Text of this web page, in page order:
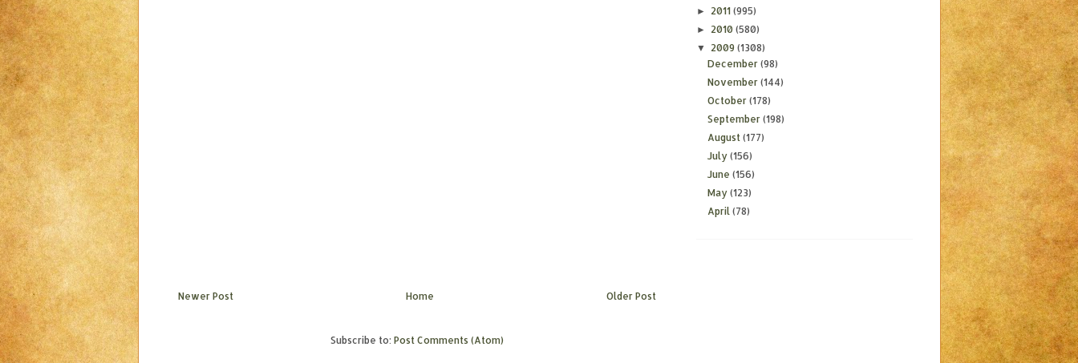
Newer Post Older Post
Home
Subscribe to: Post Comments (Atom)
► 2011 (995)
► 2010 (580)
▼ 2009 (1308)
December (98)
November (144)
October (178)
September (198)
August (177)
July (156)
June (156)
May (123)
April (78)